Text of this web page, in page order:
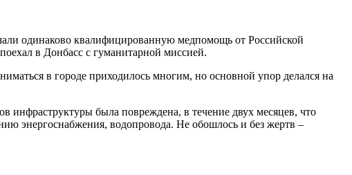
одинаково квалифицированную медпомощь от Российской
в Донбасс с гуманитарной миссией.
в городе приходилось многим, но основной упор делался на
инфраструктуры была повреждена, в течение двух месяцев, что
энергоснабжения, водопровода. Не обошлось и без жертв –